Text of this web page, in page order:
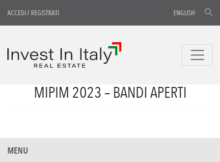
ACCEDI/ REGISTRATI ENGLISH
MIPIM 2023 – BANDI APERTI
MENU